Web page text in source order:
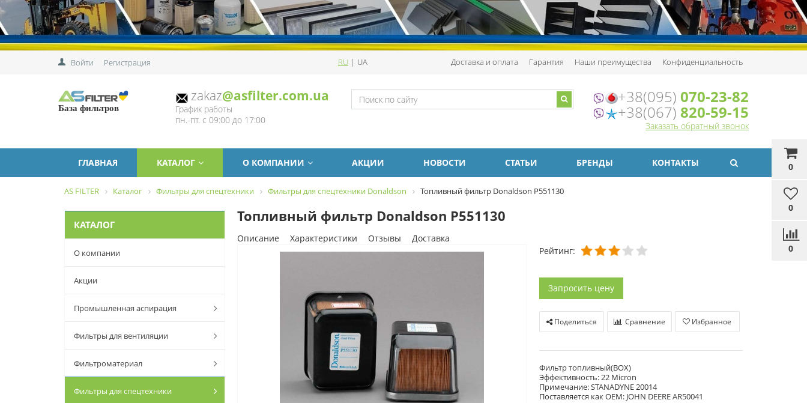
Войти Регистрация RU| UA Доставка и оплата Гарантия Наши преимущества Конфиденциальность
0
0
0
База фильтров
zakaz@asfilter.com.ua
График работы
пн.-пт. с 09:00 до 17:00
+38(095) 070-23-82
+38(067) 820-59-15
Заказать обратный звонок
ГЛАВНАЯ КАТАЛОГ О КОМПАНИИ АКЦИИ НОВОСТИ СТАТЬИ БРЕНДЫ КОНТАКТЫ
AS FILTER Каталог Фильтры для спецтехники Фильтры для спецтехники Donaldson Топливный фильтр Donaldson P551130
КАТАЛОГ
О компании
Акции
Промышленная аспирация
Фильтры для вентиляции
Фильтроматериал
Фильтры для спецтехники
Топливный фильтр Donaldson P551130
Описание Характеристики Отзывы
Доставка
Рейтинг:
Запросить цену
Поделиться Сравнение Избранное
Фильтр топливный(BOX)
Эффективность: 22 Micron
Примечание: STANADYNE 20014
Поставляется как OEM: JOHN DEERE AR50041